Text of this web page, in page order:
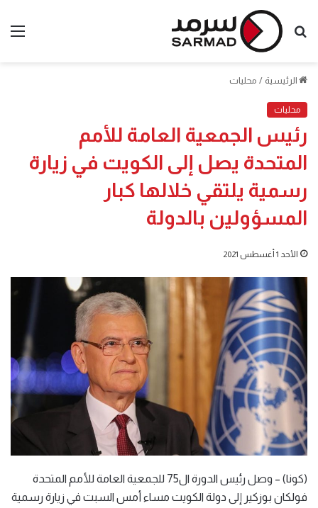
بحث
الرئيسية / محليات
محليات
رئيس الجمعية العامة للأمم
المتحدة يصل إلى الكويت في زيارة
رسمية يلتقي خلالها كبار
المسؤولين بالدولة
الأحد 1 أغسطس 2021
(كونا) – وصل رئيس الدورة ال75 للجمعية العامة للأمم المتحدة
فولكان بوزكير إلى دولة الكويت مساء أمس السبت في زيارة رسمية